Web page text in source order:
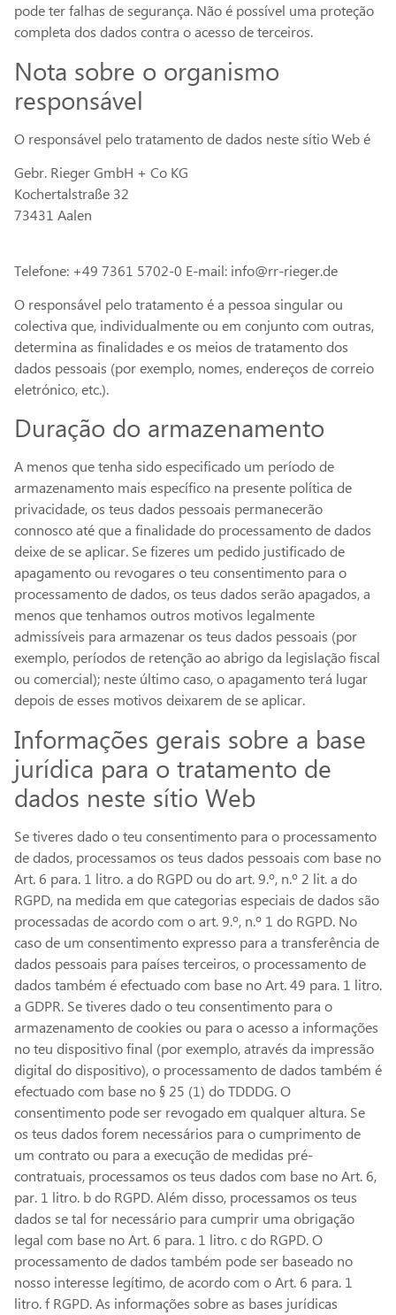
pode ter falhas de segurança. Não é possível uma proteção
completa dos dados contra o acesso de terceiros.
Nota sobre o organismo
responsável
O responsável pelo tratamento de dados neste sítio Web é
Gebr. Rieger GmbH + Co KG
Kochertalstraße 32
73431 Aalen
Telefone: +49 7361 5702-0 E-mail: info@rr-rieger.de
O responsável pelo tratamento é a pessoa singular ou
colectiva que, individualmente ou em conjunto com outras,
determina as finalidades e os meios de tratamento dos
dados pessoais (por exemplo, nomes, endereços de correio
eletrónico, etc.).
Duração do armazenamento
A menos que tenha sido especificado um período de
armazenamento mais específico na presente política de
privacidade, os teus dados pessoais permanecerão
connosco até que a finalidade do processamento de dados
deixe de se aplicar. Se fizeres um pedido justificado de
apagamento ou revogares o teu consentimento para o
processamento de dados, os teus dados serão apagados, a
menos que tenhamos outros motivos legalmente
admissíveis para armazenar os teus dados pessoais (por
exemplo, períodos de retenção ao abrigo da legislação fiscal
ou comercial); neste último caso, o apagamento terá lugar
depois de esses motivos deixarem de se aplicar.
Informações gerais sobre a base
jurídica para o tratamento de
dados neste sítio Web
Se tiveres dado o teu consentimento para o processamento
de dados, processamos os teus dados pessoais com base no
Art. 6 para. 1 litro. a do RGPD ou do art. 9.º, n.º 2 lit. a do
RGPD, na medida em que categorias especiais de dados são
processadas de acordo com o art. 9.º, n.º 1 do RGPD. No
caso de um consentimento expresso para a transferência de
dados pessoais para países terceiros, o processamento de
dados também é efectuado com base no Art. 49 para. 1 litro.
a GDPR. Se tiveres dado o teu consentimento para o
armazenamento de cookies ou para o acesso a informações
no teu dispositivo final (por exemplo, através da impressão
digital do dispositivo), o processamento de dados também é
efectuado com base no § 25 (1) do TDDDG. O
consentimento pode ser revogado em qualquer altura. Se
os teus dados forem necessários para o cumprimento de
um contrato ou para a execução de medidas pré-
contratuais, processamos os teus dados com base no Art. 6,
par. 1 litro. b do RGPD. Além disso, processamos os teus
dados se tal for necessário para cumprir uma obrigação
legal com base no Art. 6 para. 1 litro. c do RGPD. O
processamento de dados também pode ser baseado no
nosso interesse legítimo, de acordo com o Art. 6 para. 1
litro. f RGPD. As informações sobre as bases jurídicas